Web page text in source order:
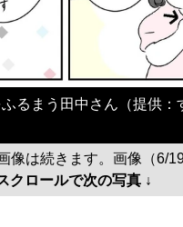
るまう田中さん（提供：
像は続きます。画像（6/19
クロールで次の写真 ↓